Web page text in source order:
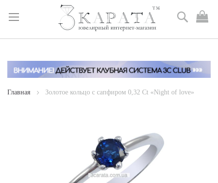
Skip
Content
Поиск
Главная Золотое кольцо с сапфиром 0,32 Ct «Night of love»